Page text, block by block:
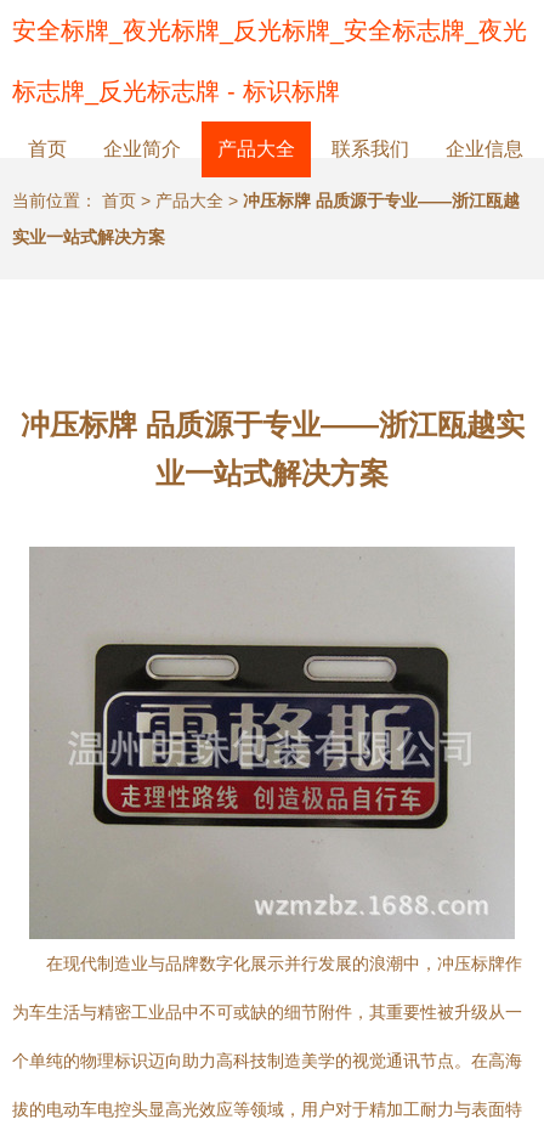
安全标牌_夜光标牌_反光标牌_安全标志牌_夜光
标志牌_反光标志牌 - 标识标牌
首页 企业简介 产品大全 联系我们 企业信息
当前位置： 首页 > 产品大全 > 冲压标牌 品质源于专业——浙江瓯越
实业一站式解决方案
冲压标牌 品质源于专业——浙江瓯越实
业一站式解决方案
在现代制造业与品牌数字化展示并行发展的浪潮中，冲压标牌作
为车生活与精密工业品中不可或缺的细节附件，其重要性被升级从一
个单纯的物理标识迈向助力高科技制造美学的视觉通讯节点。在高海
拔的电动车电控头显高光效应等领域，用户对于精加工耐力与表面特